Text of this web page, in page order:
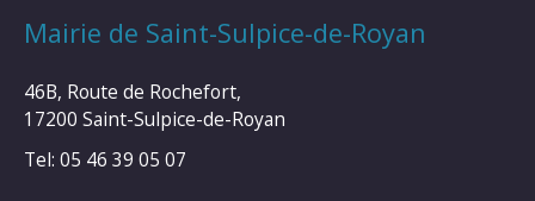
Mairie de Saint-Sulpice-de-Royan
46B, Route de Rochefort,
17200 Saint-Sulpice-de-Royan
Tel: 05 46 39 05 07